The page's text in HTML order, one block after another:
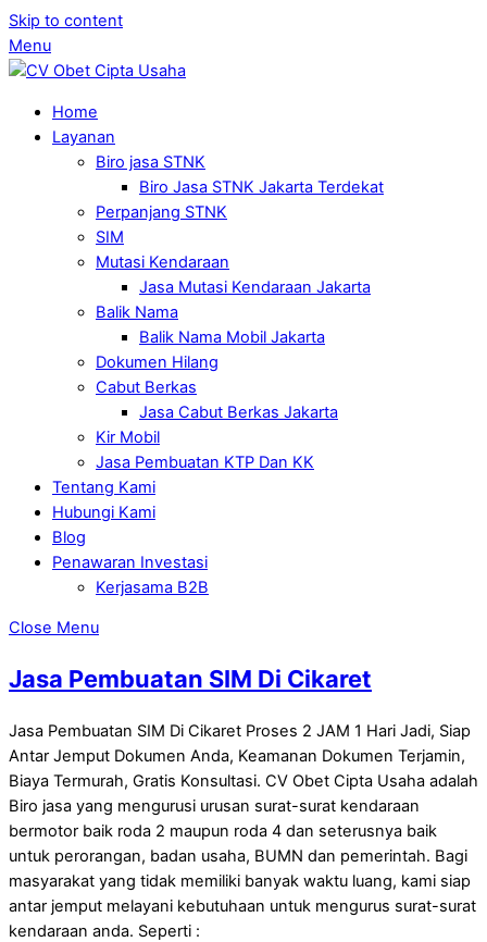
Skip to content
Menu
Home
Layanan
Biro jasa STNK
Biro Jasa STNK Jakarta Terdekat
Perpanjang STNK
SIM
Mutasi Kendaraan
Jasa Mutasi Kendaraan Jakarta
Balik Nama
Balik Nama Mobil Jakarta
Dokumen Hilang
Cabut Berkas
Jasa Cabut Berkas Jakarta
Kir Mobil
Jasa Pembuatan KTP Dan KK
Tentang Kami
Hubungi Kami
Blog
Penawaran Investasi
Kerjasama B2B
Close Menu
Jasa Pembuatan SIM Di Cikaret
Jasa Pembuatan SIM Di Cikaret Proses 2 JAM 1 Hari Jadi, Siap
Antar Jemput Dokumen Anda, Keamanan Dokumen Terjamin,
Biaya Termurah, Gratis Konsultasi. CV Obet Cipta Usaha adalah
Biro jasa yang mengurusi urusan surat-surat kendaraan
bermotor baik roda 2 maupun roda 4 dan seterusnya baik
untuk perorangan, badan usaha, BUMN dan pemerintah. Bagi
masyarakat yang tidak memiliki banyak waktu luang, kami siap
antar jemput melayani kebutuhaan untuk mengurus surat-surat
kendaraan anda. Seperti :